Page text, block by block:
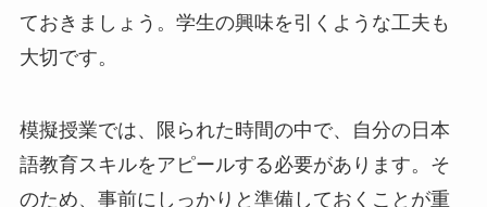
ておきましょう。学生の興味を引くような工夫も
大切です。
模擬授業では、限られた時間の中で、自分の日本
語教育スキルをアピールする必要があります。そ
のため、事前にしっかりと準備しておくことが重